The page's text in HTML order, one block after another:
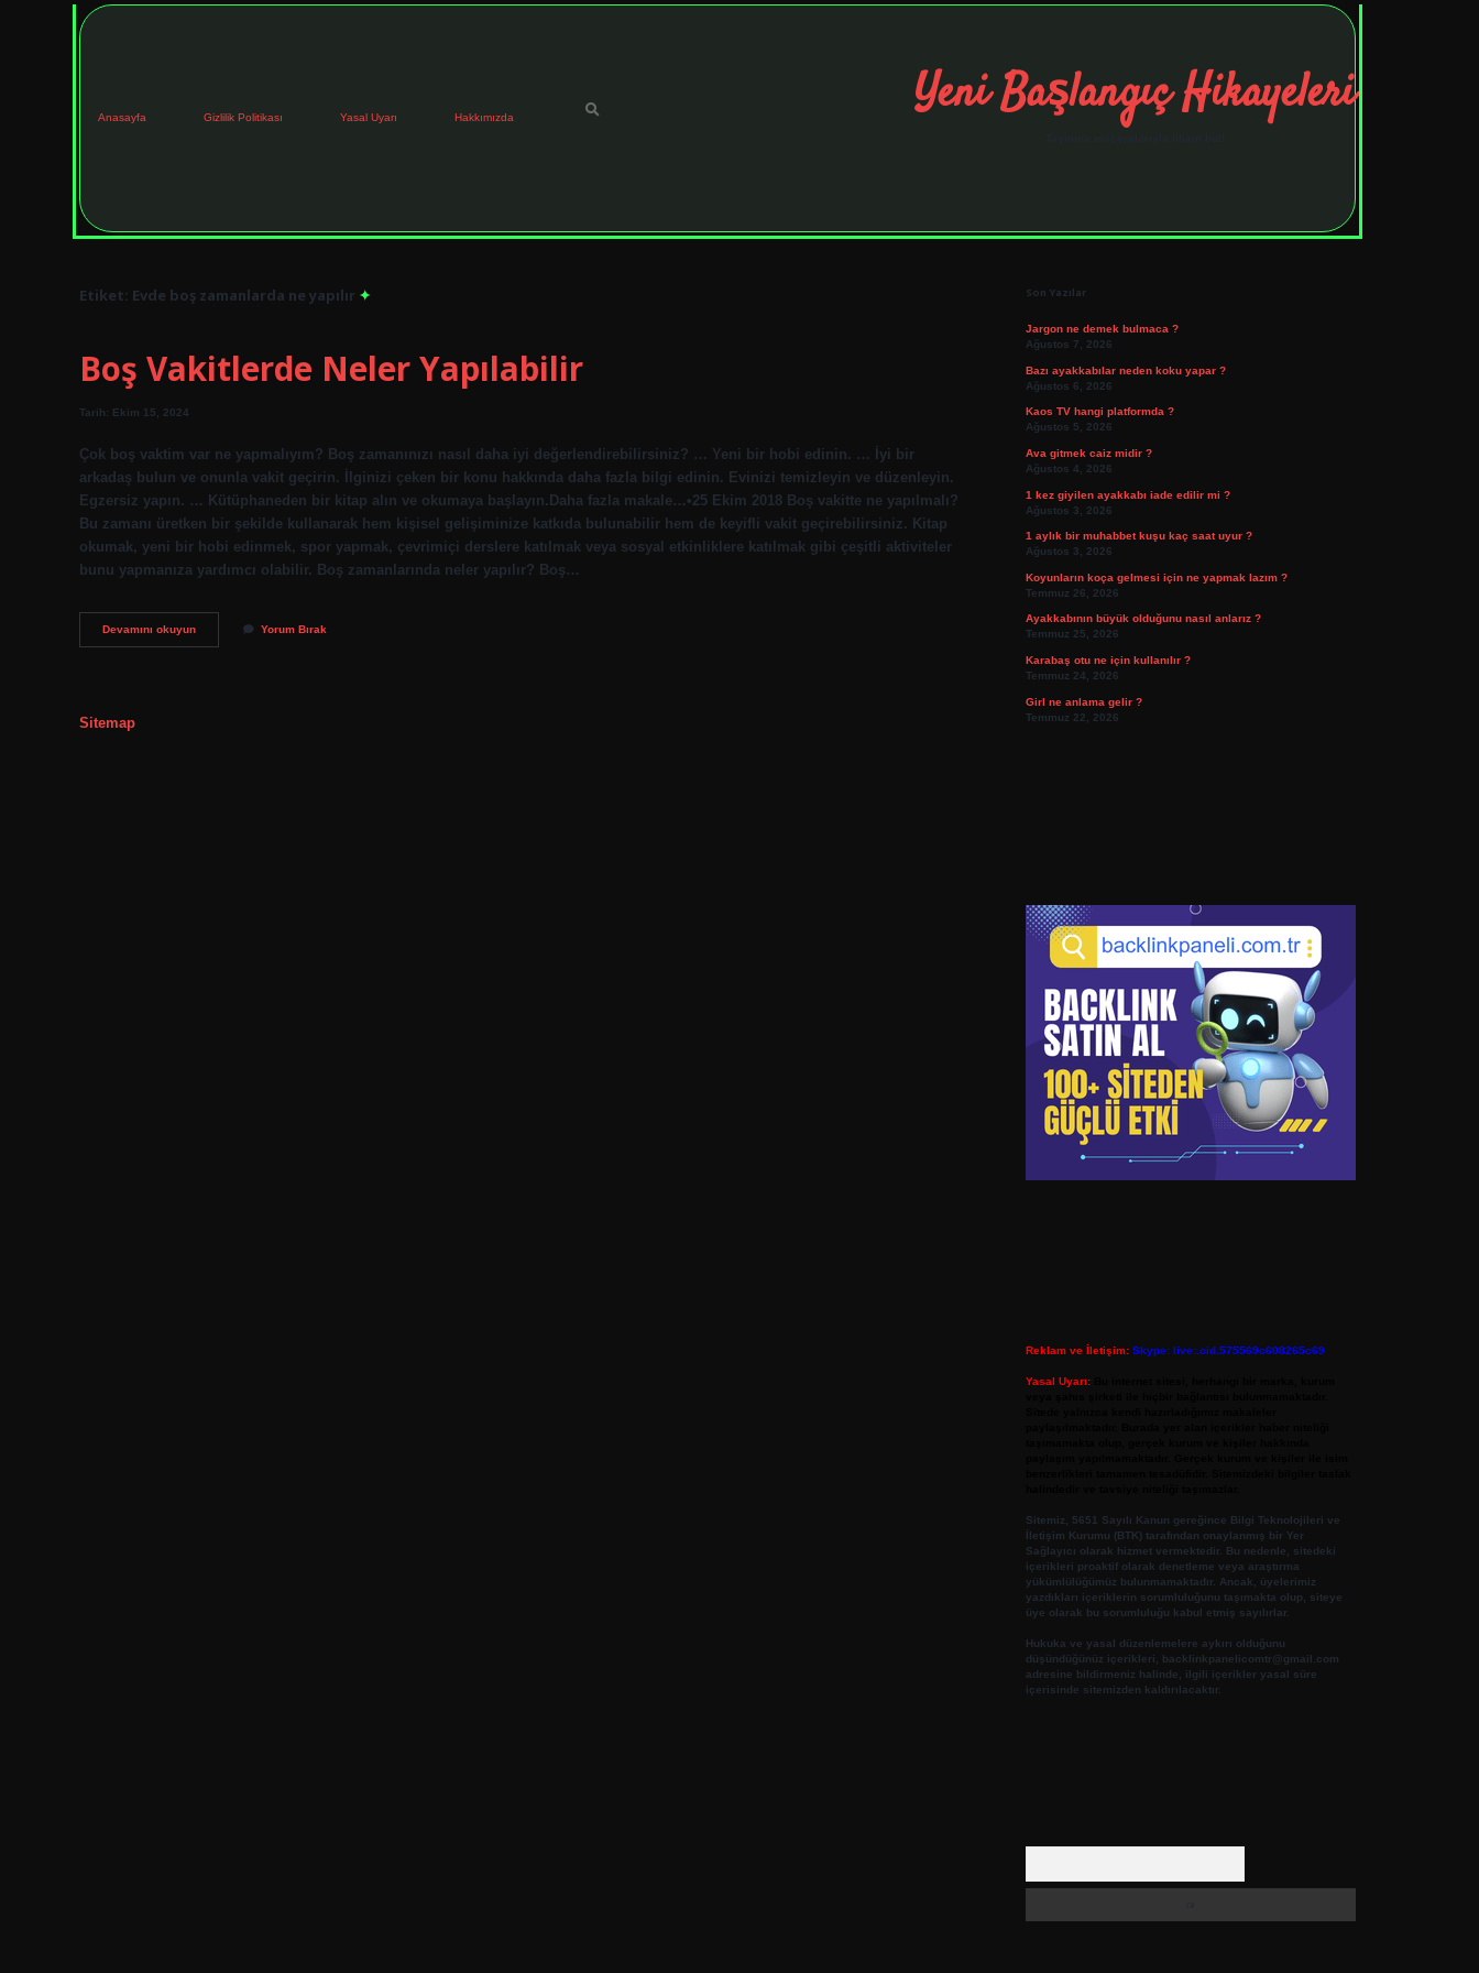
Anasayfa Gizlilik Politikası Yasal Uyarı Hakkımızda Yeni Başlangıç Hikayeleri
Etiket: Evde boş zamanlarda ne yapılır
Boş Vakitlerde Neler Yapılabilir
Tarih: Ekim 15, 2024
Çok boş vaktim var ne yapmalıyım? Boş zamanınızı nasıl daha iyi değerlendirebilirsiniz? … Yeni bir hobi edinin. … İyi bir
arkadaş bulun ve onunla vakit geçirin. İlginizi çeken bir konu hakkında daha fazla bilgi edinin. Evinizi temizleyin ve düzenleyin.
Egzersiz yapın. … Kütüphaneden bir kitap alın ve okumaya başlayın.Daha fazla makale…•25 Ekim 2018 Boş vakitte ne yapılmalı?
Bu zamanı üretken bir şekilde kullanarak hem kişisel gelişiminize katkıda bulunabilir hem de keyifli vakit geçirebilirsiniz. Kitap
okumak, yeni bir hobi edinmek, spor yapmak, çevrimiçi derslere katılmak veya sosyal etkinliklere katılmak gibi çeşitli aktiviteler
bunu yapmanıza yardımcı olabilir. Boş zamanlarında neler yapılır? Boş…
Devamını okuyunBoş
Vakitlerde
Yorum Bırak
Sitemap
Son Yazılar
Jargon ne demek bulmaca ?
Ağustos 7, 2026
Bazı ayakkabılar neden koku yapar ?
Ağustos 6, 2026
Kaos TV hangi platformda ?
Ağustos 5, 2026
Ava gitmek caiz midir ?
Ağustos 4, 2026
1 kez giyilen ayakkabı iade edilir mi ?
Ağustos 3, 2026
1 aylık bir muhabbet kuşu kaç saat uyur ?
Ağustos 3, 2026
Koyunların koça gelmesi için ne yapmak lazım ?
Temmuz 26, 2026
Ayakkabının büyük olduğunu nasıl anlarız ?
Temmuz 25, 2026
Karabaş otu ne için kullanılır ?
Temmuz 24, 2026
Girl ne anlama gelir ?
Temmuz 22, 2026
Reklam ve İletişim: Skype: live:.cid.575569c608265c69
Yasal Uyarı:
Sitemiz, 5651 Sayılı Kanun gereğince Bilgi Teknolojileri ve
İletişim Kurumu (BTK) tarafından onaylanmış bir Yer
Sağlayıcı olarak hizmet vermektedir. Bu nedenle, sitedeki
içerikleri proaktif olarak denetleme veya araştırma
yükümlülüğümüz bulunmamaktadır. Ancak, üyelerimiz
yazdıkları içeriklerin sorumluluğunu taşımakta olup, siteye
üye olarak bu sorumluluğu kabul etmiş sayılırlar.
Hukuka ve yasal düzenlemelere aykırı olduğunu
düşündüğünüz içerikleri,
backlinkpanelicomtr@gmail.com
adresine bildirmeniz halinde, ilgili içerikler yasal süre
içerisinde sitemizden kaldırılacaktır.
tulipbetelexbett.net